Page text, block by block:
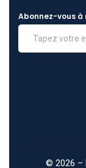
Abonnez-vous
© 2026 –